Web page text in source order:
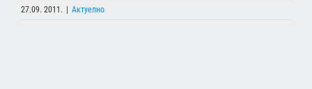
27.09. 2011. | Актуелно